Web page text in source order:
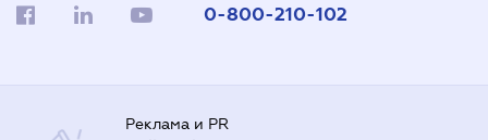
0-800-210-102
Реклама и PR